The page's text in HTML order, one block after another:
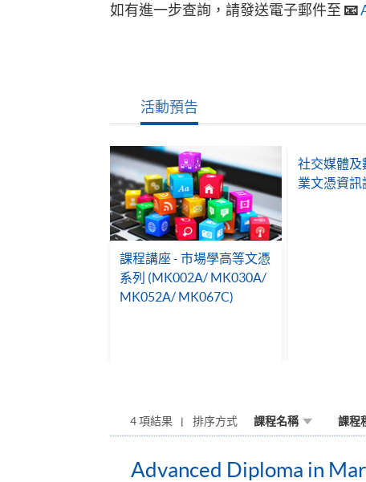
如有進一步查詢，請發送電子郵件至 📧
活動預告
課程講座 - 市場學高等文憑
系列 (MK002A/ MK030A/
MK052A/ MK067C)
社交媒體及
業文憑資訊
4 項結果 排序方式 課程名稱 課程
Advanced Diploma in